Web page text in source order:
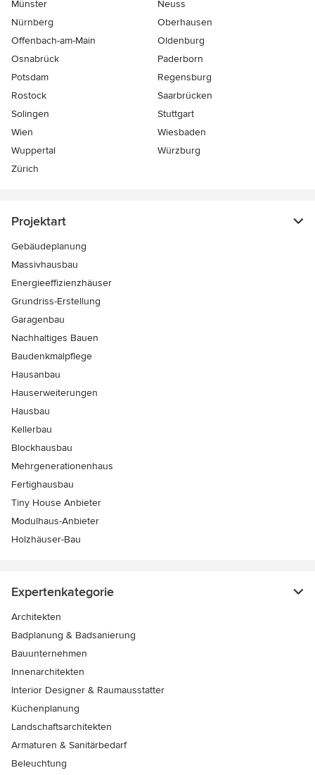
Münster
Neuss
Nürnberg
Oberhausen
Offenbach-am-Main
Oldenburg
Osnabrück
Paderborn
Potsdam
Regensburg
Rostock
Saarbrücken
Solingen
Stuttgart
Wien
Wiesbaden
Wuppertal
Würzburg
Zürich
Projektart
Gebäudeplanung
Massivhausbau
Energieeffizienzhäuser
Grundriss-Erstellung
Garagenbau
Nachhaltiges Bauen
Baudenkmalpflege
Hausanbau
Hauserweiterungen
Hausbau
Kellerbau
Blockhausbau
Mehrgenerationenhaus
Fertighausbau
Tiny House Anbieter
Modulhaus-Anbieter
Holzhäuser-Bau
Expertenkategorie
Architekten
Badplanung & Badsanierung
Bauunternehmen
Innenarchitekten
Interior Designer & Raumausstatter
Küchenplanung
Landschaftsarchitekten
Armaturen & Sanitärbedarf
Beleuchtung